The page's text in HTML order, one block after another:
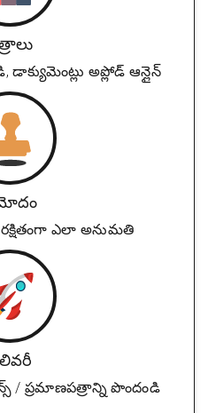
అప్లోడ్ ఆన్లైన్
ఎలా అనుమతి
/ ప్రమాణపత్రాన్ని పొందండి